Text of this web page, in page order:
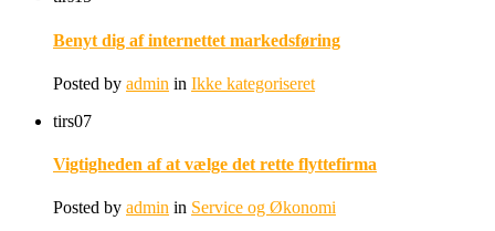
Benyt dig af internettet markedsføring
Posted by admin in Ikke kategoriseret
tirs07
Vigtigheden af at vælge det rette flyttefirma
Posted by admin in Service og Økonomi